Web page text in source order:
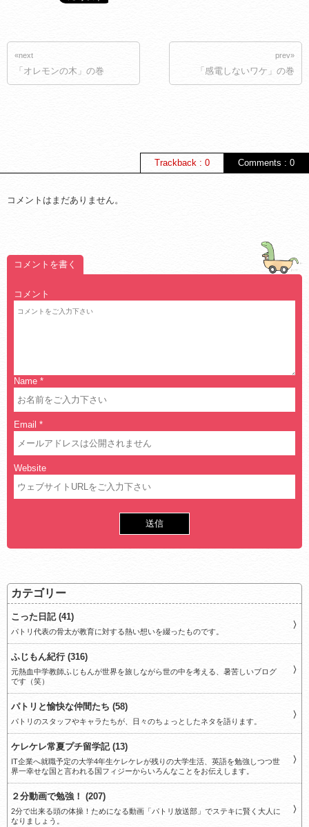
«next
「オレモンの木」の巻
prev»
「感電しないワケ」の巻
Comments : 0
Trackback : 0
コメントはまだありません。
コメントを書く
コメント
Name *
Email *
Website
カテゴリー
こった日記 (41)
パトリ代表の骨太が教育に対する熱い想いを綴ったものです。
ふじもん紀行 (316)
元熱血中学教師ふじもんが世界を旅しながら世の中を考える、暑苦しいブログ
です（笑）
パトリと愉快な仲間たち (58)
パトリのスタッフやキャラたちが、日々のちょっとしたネタを語ります。
ケレケレ常夏プチ留学記 (13)
IT企業へ就職予定の大学4年生ケレケレが残りの大学生活、英語を勉強しつつ世
界一幸せな国と言われる国フィジーからいろんなことをお伝えします。
２分動画で勉強！ (207)
2分で出来る頭の体操！ためになる動画「パトリ放送部」でステキに賢く大人に
なりましょう。